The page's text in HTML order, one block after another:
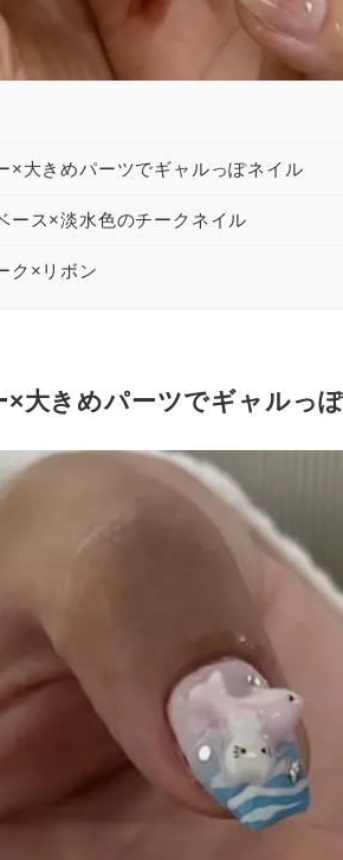
×大きめパーツでギャルっぽネイル
ース×淡水色のチークネイル
ク×リボン
大きめパーツでギャルっ